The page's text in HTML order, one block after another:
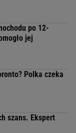
po 12-
jej
Polka czeka
szans. Ekspert